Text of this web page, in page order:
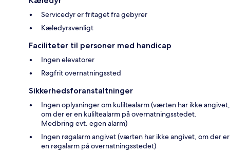
Servicedyr er fritaget fra gebyrer
Kæledyrsvenligt
Faciliteter til personer med handicap
Ingen elevatorer
Røgfrit overnatningssted
Sikkerhedsforanstaltninger
Ingen oplysninger om kuliltealarm (værten har ikke angivet,
om der er en kuliltealarm på overnatningsstedet.
Medbring evt. egen alarm)
Ingen røgalarm angivet (værten har ikke angivet, om der er
en røgalarm på overnatningsstedet)